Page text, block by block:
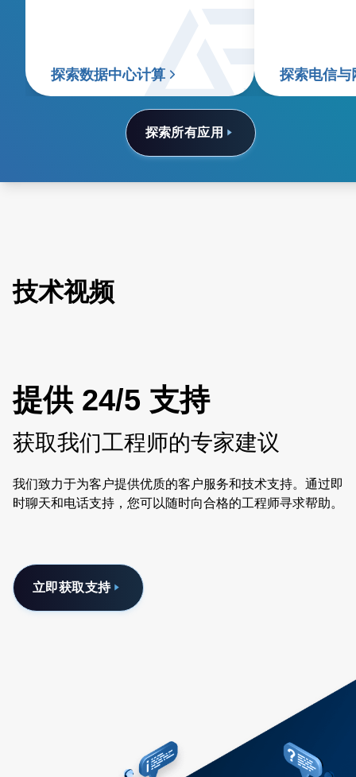
探索所有应用
探索数据中心计算 探索电信与
技术视频
提供 24/5 支持
获取我们工程师的专家建议
我们致力于为客户提供优质的客户服务和技术支持。通过即
时聊天和电话支持，您可以随时向合格的工程师寻求帮助。
立即获取支持